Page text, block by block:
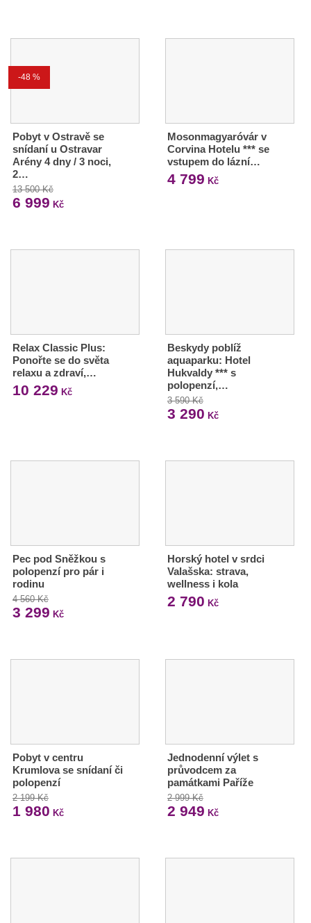
-48 %
Pobyt v Ostravě se
snídaní u Ostravar
Arény 4 dny / 3 noci,
2…
13 500 Kč
6 999 Kč
Mosonmagyaróvár v
Corvina Hotelu *** se
vstupem do lázní…
4 799 Kč
Relax Classic Plus:
Ponořte se do světa
relaxu a zdraví,…
10 229 Kč
Beskydy poblíž
aquaparku: Hotel
Hukvaldy *** s
polopenzí,…
3 590 Kč
3 290 Kč
Pec pod Sněžkou s
polopenzí pro pár i
rodinu
4 560 Kč
3 299 Kč
Horský hotel v srdci
Valašska: strava,
wellness i kola
2 790 Kč
Pobyt v centru
Krumlova se snídaní či
polopenzí
2 199 Kč
1 980 Kč
Jednodenní výlet s
průvodcem za
památkami Paříže
2 999 Kč
2 949 Kč